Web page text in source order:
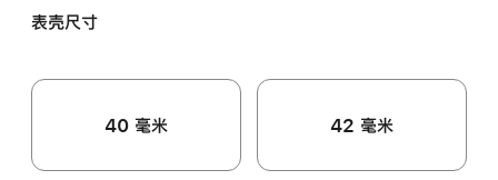
黄
表壳尺寸
40 毫米 42 毫米